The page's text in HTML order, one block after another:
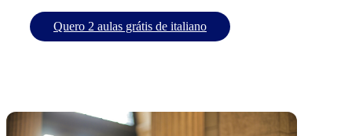
Quero 2 aulas grátis de italiano